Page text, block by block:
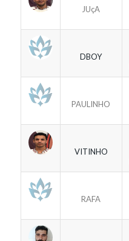
JUçA
DBOY
PAULINHO
VITINHO
RAFA